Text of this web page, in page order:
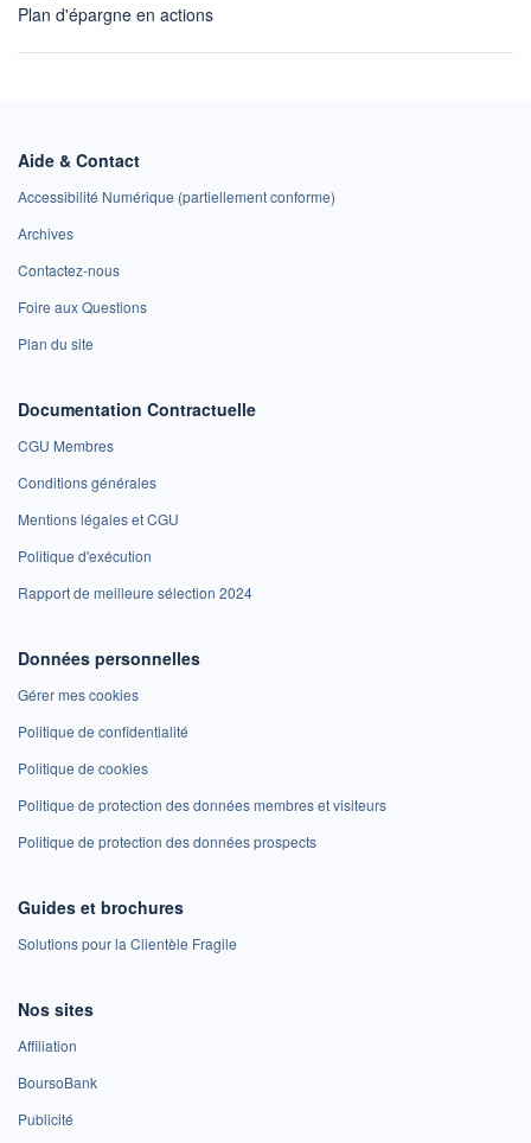
Plan d'épargne en actions
Aide & Contact
Accessibilité Numérique (partiellement conforme)
Archives
Contactez-nous
Foire aux Questions
Plan du site
Documentation Contractuelle
CGU Membres
Conditions générales
Mentions légales et CGU
Politique d'exécution
Rapport de meilleure sélection 2024
Données personnelles
Gérer mes cookies
Politique de confidentialité
Politique de cookies
Politique de protection des données membres et visiteurs
Politique de protection des données prospects
Guides et brochures
Solutions pour la Clientèle Fragile
Nos sites
Affiliation
BoursoBank
Publicité